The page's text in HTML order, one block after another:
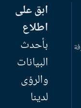
ابق على
اطلاع
بأحدث
البيانات
والرؤى
لدينا